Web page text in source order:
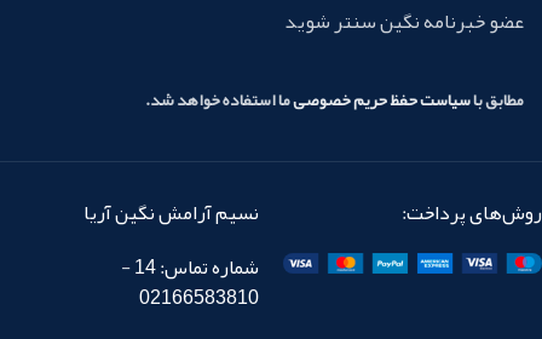
عضو خبرنامه نگین سنتر شوید
مطابق باسیاست حفظ حریم خصوصیما استفاده خواهد شد.
روش‌های پرداخت:
نسیم آرامش نگین آریا
شماره تماس: 14 -
02166583810